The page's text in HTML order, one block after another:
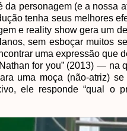
personagem (e a nossa
tenha seus melhores
e reality show gera um
sem esboçar muitos
uma expressão que
for you” (2013) — na
uma moça (não-atriz)
ele responde “qual o